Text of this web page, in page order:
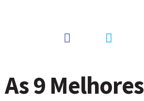
As 9 Melhores